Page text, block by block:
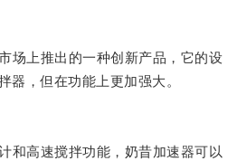
上推出的一种创新产品，它的设
器，但在功能上更加强大。
高速搅拌功能，奶昔加速器可以